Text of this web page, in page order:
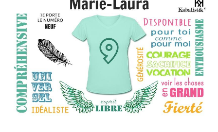
THÈME « DOUBLE JE »
APPRENDRE LA NUMÉROLOGIE
EXPLORER LA NUMÉROLOGIE
70.000 PRÉNOMS